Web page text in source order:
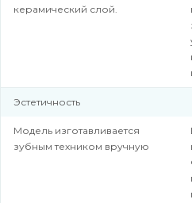
керамический слой.
Эстетичность
Модель изготавливается
зубным техником вручную